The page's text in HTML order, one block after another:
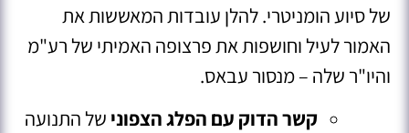
של סיוע הומניטרי.להלן עובדות המאששות את
האמור לעיל וחושפות את פרצופה האמיתי של רע"מ
והיו"ר שלה – מנסור עבאס.
קשר הדוק עם הפלג הצפוני של התנועה